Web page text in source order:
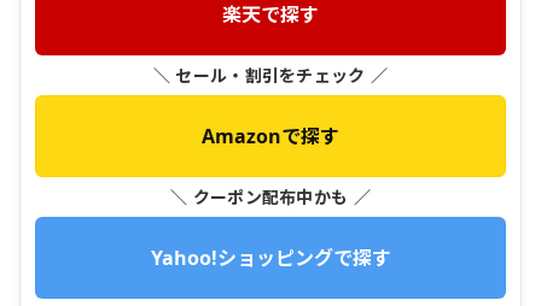
楽天で探す
＼ セール・割引をチェック ／
Amazonで探す
＼ クーポン配布中かも ／
Yahoo!ショッピングで探す